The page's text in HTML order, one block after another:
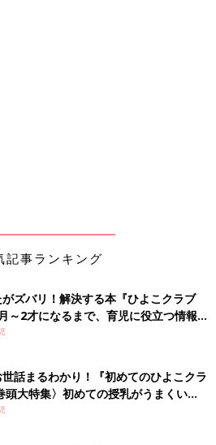
コンパクトにできるのも良いです
気に入り！PUPPAPUPO（プ
プ
記事ランキング
ズバリ！解決する本『ひよこクラブ
2才になるまで、育児に役立つ情報が
話まるわかり！『初めてのひよこクラ
頭大特集〉初めての授乳がうまくい
・ミルクの基本と夏のトラブル 解決テ